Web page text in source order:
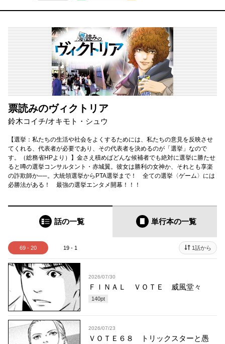
票読みのヴィクトリア
鈴木コイチ/オキモト・シュウ
【選挙：私たちの生活や社会をよくするためには、私たちの意見を反映させ
てくれる、代表者が必要であり、その代表者を決めるのが「選挙」なので
す。（総務省HPより）】金さえ積めばどんな候補者でも絶対に選挙に勝たせ
ると噂の選挙コンサルタント・赤城翼。彼女は勝利の女神か、それとも享楽
の詐欺師か──。大統領選挙からPTA選挙まで！ 全ての選挙〈ゲーム〉には
必勝法がある！ 最強の選挙エンタメ開幕！！！
話の一覧 単行本の一覧
69 - 20 19 - 1 1話から
2026/07/30
ＦＩＮＡＬ ＶＯＴＥ 威風堂々
140pt
2026/07/23
ＶＯＴＥ６８ トリックスターと愚